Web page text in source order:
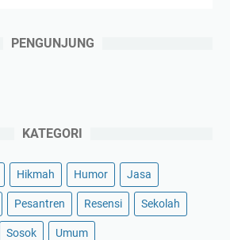
PENGUNJUNG
KATEGORI
Hikmah Humor Jasa
Pesantren Resensi Sekolah
Sosok Umum